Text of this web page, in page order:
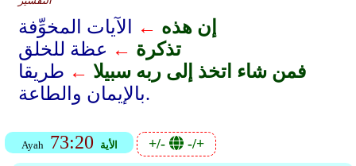
إن هذه ←
الآيات المخوِّفة
تذكرة ← عظة للخلق
فمن شاء اتخذ إلى ربه سبيلا ← طريقا
بالإيمان والطاعة.
Ayah 73:20 الأية +/- -/+